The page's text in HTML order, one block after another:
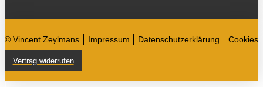
© Vincent Zeylmans Impressum Datenschutzerklärung Cookies
Vertrag widerrufen